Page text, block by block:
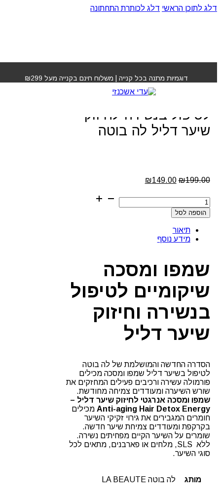
דלג לתוכן הראשי דלג לכותרת התחתונה
דוגמיות מתנה בכל קנייה | משלוח חינם בקנייה מעל ₪299
לחיזוק שיער דליל לה בוטה
שמפו ומסכה אנרגטיים
לטיפול בנשירה לחיזוק
שיער דליל לה בוטה
₪199.00
המחיר
היה:
₪199.00.
₪149.00
הוא:
₪149.00.
כמות
של
שמפו
אנרגטיים
לטיפול
שיער
דליל
לה
בוטה
הוספה לסל
תיאור
מידע נוסף
שמפו ומסכה
שיקומיים לטיפול
בנשירה וחיזוק
שיער דליל
הסדרה החדשה והמושלמת של לה בוטה
לטיפול בשיער דליל שמפו ומסכה מכילים
פורמולה עשירה ורכיבים פעילים המחזקים את
שורש השיערה ומעודדים צמיחה מחודשת.
שמפו ומסכה אנרגטי לחיזוק שיער דליל –
Anti-aging Hair Detox Energy מכילים
חומרים המגבירים את גירוי זקיקי השיער
בקרקפת ומעודדים צמיחת שיער חדשה.
שומרים על השיער הקיים מפחיתים נשירה.
ללא SLS, מלחים או פארבנים, מתאים לכל
סוגי השיער.
מותג לה בוטה LA BEAUTE